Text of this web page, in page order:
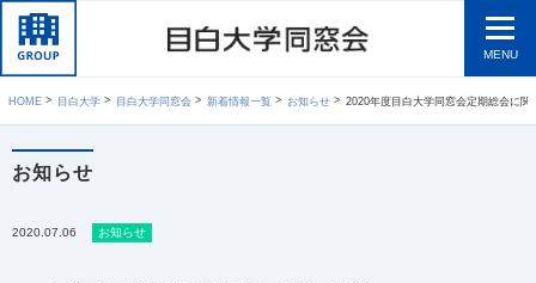
MENU
HOME 目白大学 目白大学同窓会 新着情報一覧 お知らせ 2020年度目白大学同窓会定期総会に関
お知らせ
2020.07.06 お知らせ